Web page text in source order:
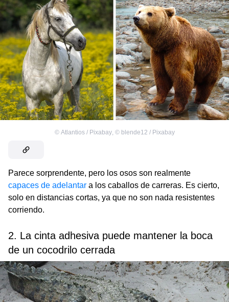
© Atlantios / Pixabay, © blende12 / Pixabay
Parece sorprendente, pero los osos son realmente
capaces de adelantar a los caballos de carreras. Es cierto,
solo en distancias cortas, ya que no son nada resistentes
corriendo.
2. La cinta adhesiva puede mantener la boca
de un cocodrilo cerrada